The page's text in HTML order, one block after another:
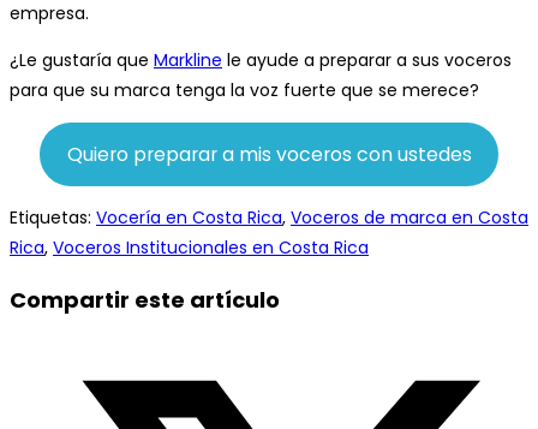
empresa.
¿Le gustaría que Markline le ayude a preparar a sus voceros
para que su marca tenga la voz fuerte que se merece?
Quiero preparar a mis voceros con ustedes
Etiquetas: Vocería en Costa Rica, Voceros de marca en Costa
Rica, Voceros Institucionales en Costa Rica
Compartir este artículo
abre